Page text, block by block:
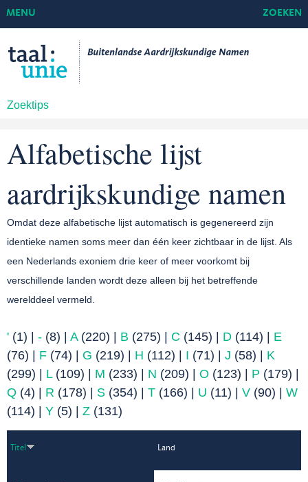
Zoektips
MENU ZOEKEN
Alfabetische lijst
aardrijkskundige namen
Omdat deze alfabetische lijst automatisch is gegenereerd zijn
identieke namen soms meer dan één keer zichtbaar in de lijst. Als
een Nederlands exoniem drie keer of meer voorkomt bij
verschillende landen wordt deze alleen bij het betreffende
werelddeel vermeld.
' (1) | - (8) | A(220) | B (275) | C (145) | D (114) | E
(76) | F (74) | G (219) | H (112) | I (71) | J (58) | K
(299) | L(109) | M (233) | N (209) | O (123) | P (179) |
Q (4) | R (178) | S (354) | T (166) | U (11) | V (90) | W
(114) | Y (5) | Z (131)
Titel Land